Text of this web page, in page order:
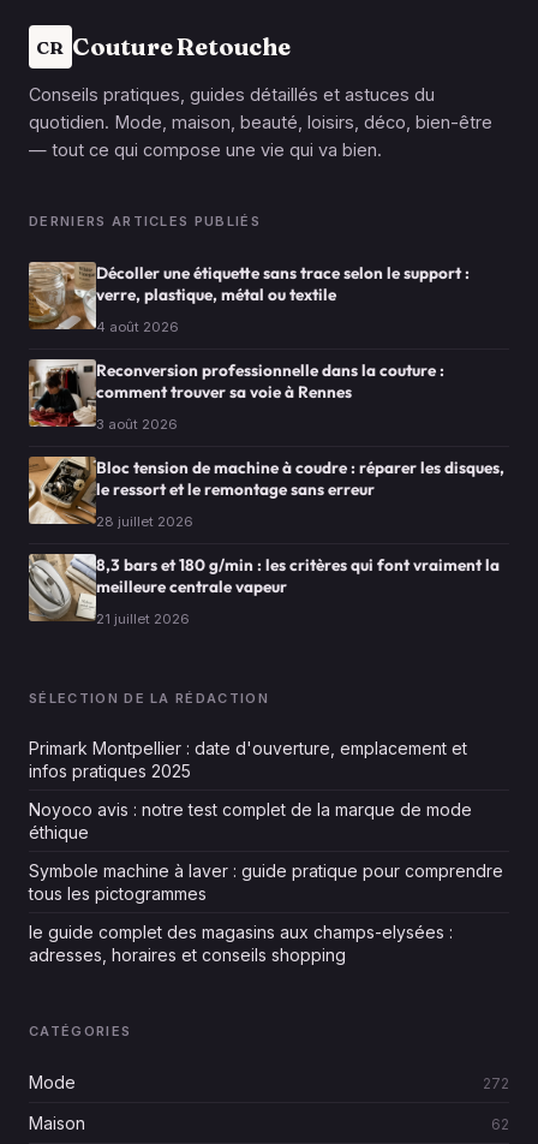
CR Couture Retouche
Conseils pratiques, guides détaillés et astuces du
quotidien. Mode, maison, beauté, loisirs, déco, bien-être
— tout ce qui compose une vie qui va bien.
DERNIERS ARTICLES PUBLIÉS
Décoller une étiquette sans trace selon le support :
verre, plastique, métal ou textile
4 août 2026
Reconversion professionnelle dans la couture :
comment trouver sa voie à Rennes
3 août 2026
Bloc tension de machine à coudre : réparer les disques,
le ressort et le remontage sans erreur
28 juillet 2026
8,3 bars et 180 g/min : les critères qui font vraiment la
meilleure centrale vapeur
21 juillet 2026
SÉLECTION DE LA RÉDACTION
Primark Montpellier : date d'ouverture, emplacement et
infos pratiques 2025
Noyoco avis : notre test complet de la marque de mode
éthique
Symbole machine à laver : guide pratique pour comprendre
tous les pictogrammes
le guide complet des magasins aux champs-elysées :
adresses, horaires et conseils shopping
CATÉGORIES
Mode 272
Maison 62